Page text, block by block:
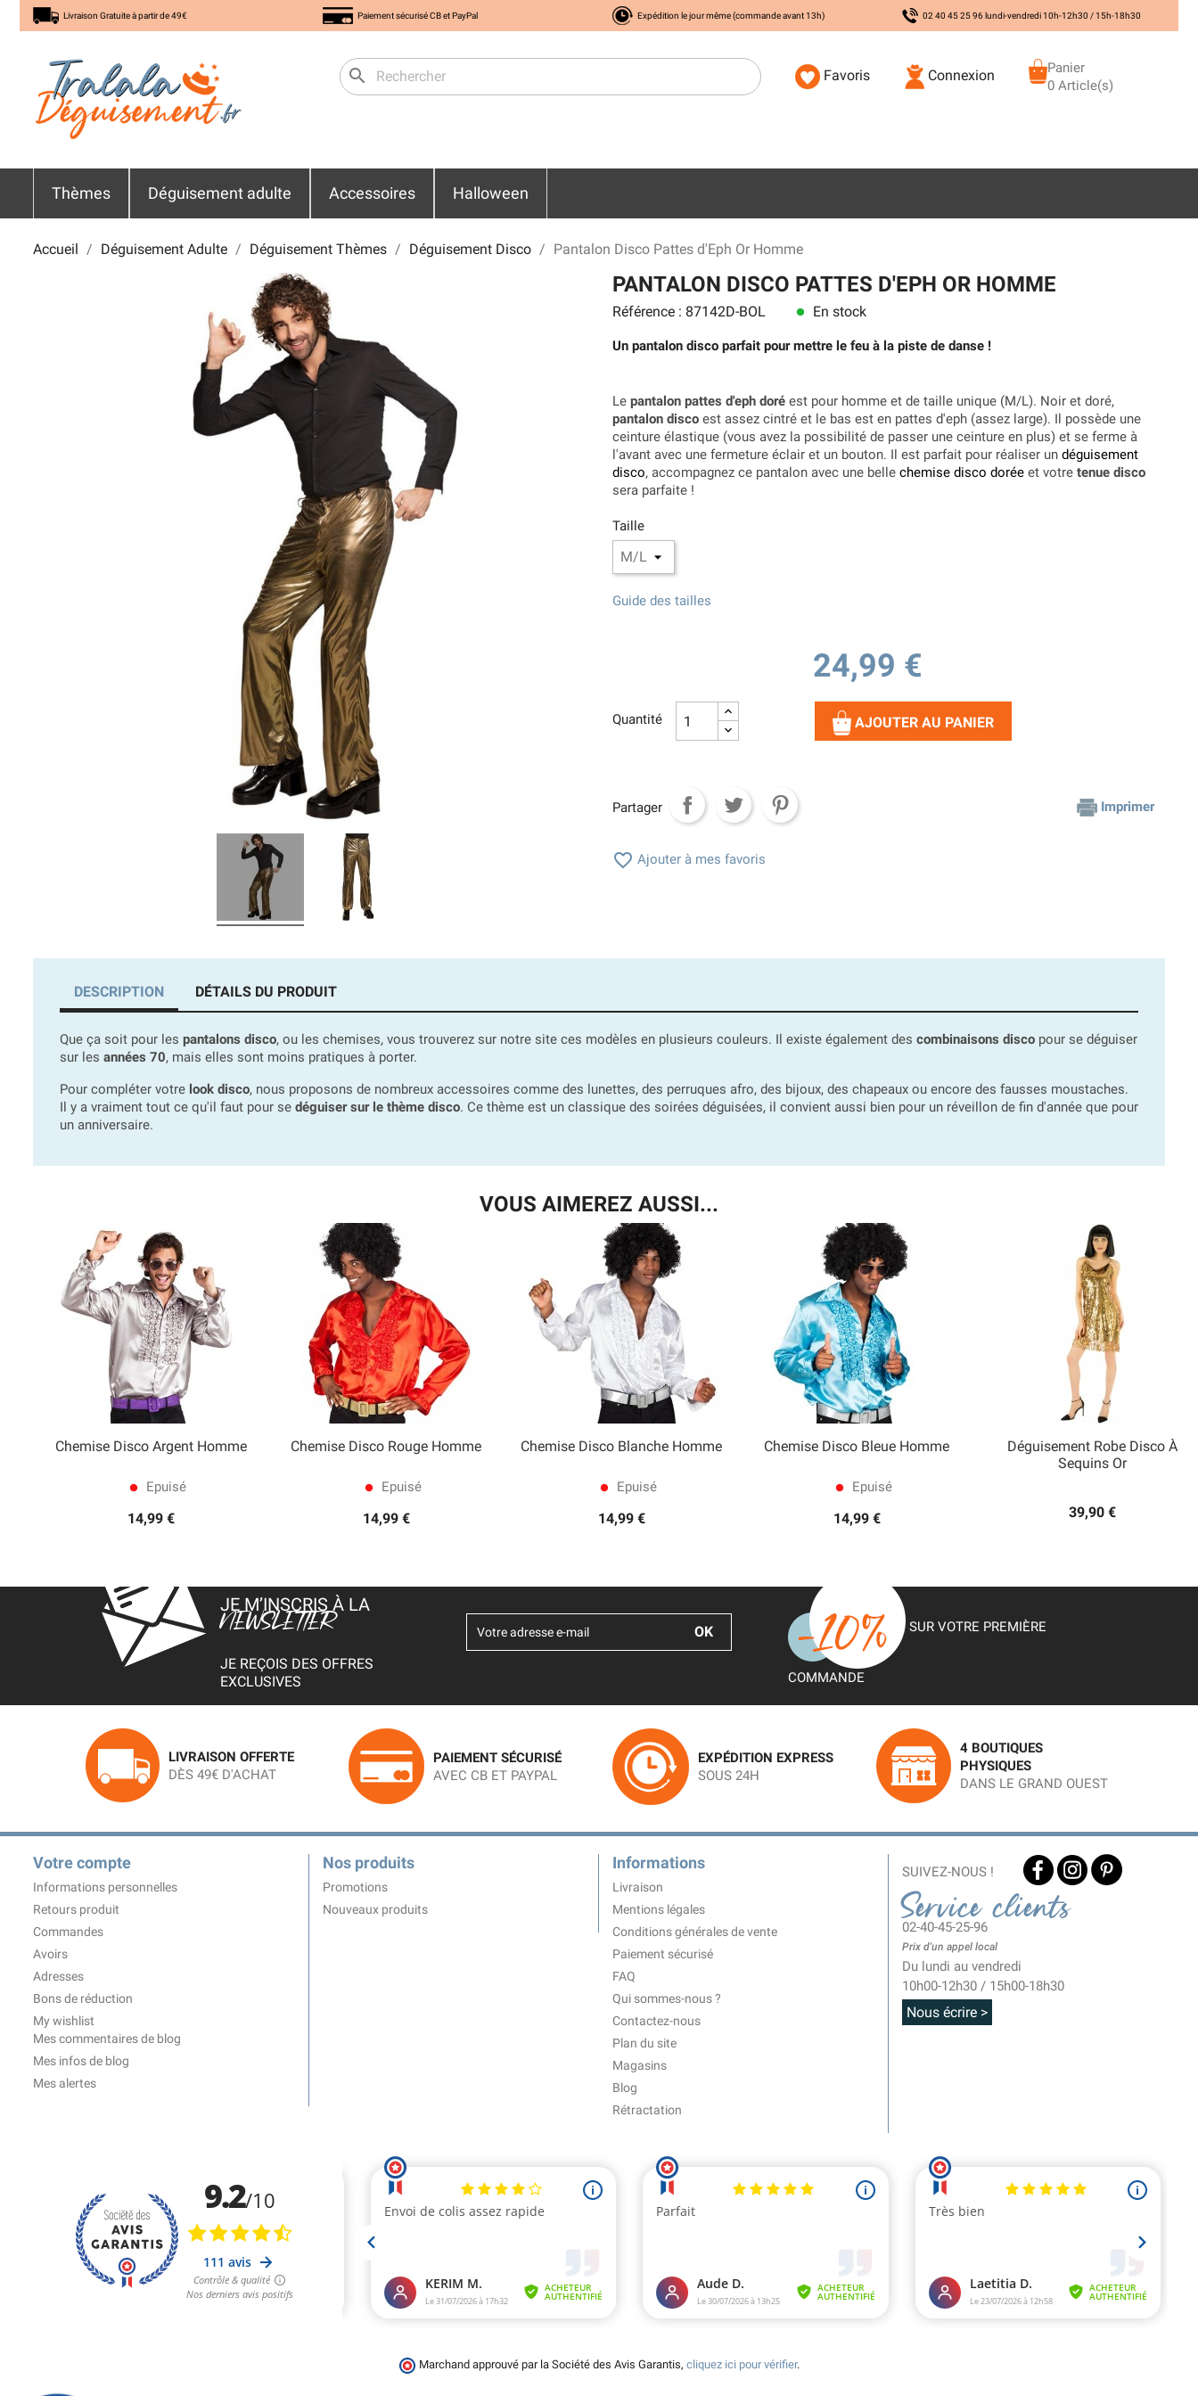
Livraison Gratuite à partir de 49€ Paiement sécurisé CB et PayPal Expédition le jour même (commande avant 13h) 02 40 45 25 96 lundi-vendredi 10h-12h30 / 15h-18h30
search Favoris Connexion
Panier
0 Article(s)
Thèmes Déguisement adulte Accessoires Halloween
Accueil Déguisement Adulte Déguisement Thèmes Déguisement Disco Pantalon Disco Pattes d'Eph Or Homme
PANTALON DISCO PATTES D'EPH OR HOMME
Référence : 87142D-BOL lens En stock
Un pantalon disco parfait pour mettre le feu à la piste de danse !
Le pantalon pattes d'eph doré est pour homme et de taille unique (M/L). Noir et doré,
pantalon disco est assez cintré et le bas est en pattes d'eph (assez large). Il possède une
ceinture élastique (vous avez la possibilité de passer une ceinture en plus) et se ferme à
l'avant avec une fermeture éclair et un bouton. Il est parfait pour réaliser un déguisement
disco, accompagnez ce pantalon avec une belle chemise disco dorée et votre tenue disco
sera parfaite !
Taille
Guide des tailles
24,99 €
Quantité AJOUTER AU PANIER
Partager Imprimer
 Ajouter à mes favoris
DESCRIPTION DÉTAILS DU PRODUIT
Que ça soit pour les pantalons disco, ou les chemises, vous trouverez sur notre site ces modèles en plusieurs couleurs. Il existe également des combinaisons disco pour se déguiser
sur les années 70, mais elles sont moins pratiques à porter.
Pour compléter votre look disco, nous proposons de nombreux accessoires comme des lunettes, des perruques afro, des bijoux, des chapeaux ou encore des fausses moustaches.
Il y a vraiment tout ce qu'il faut pour se déguiser sur le thème disco. Ce thème est un classique des soirées déguisées, il convient aussi bien pour un réveillon de fin d'année que pour
un anniversaire.
VOUS AIMEREZ AUSSI...
Chemise Disco Argent Homme
lens Epuisé
14,99 €
Chemise Disco Rouge Homme
lens Epuisé
14,99 €
Chemise Disco Blanche Homme
lens Epuisé
14,99 €
Chemise Disco Bleue Homme
lens Epuisé
14,99 €
Déguisement Robe Disco À
Sequins Or
39,90 €
Aperçu rapide
JE M’INSCRIS À LA
NEWSLETTER
JE REÇOIS DES OFFRES
EXCLUSIVES
SUR VOTRE PREMIÈRE
COMMANDE
LIVRAISON OFFERTE
DÈS 49€ D'ACHAT
PAIEMENT SÉCURISÉ
AVEC CB ET PAYPAL
EXPÉDITION EXPRESS
SOUS 24H
4 BOUTIQUES
PHYSIQUES
DANS LE GRAND OUEST
Votre compte
Informations personnelles
Retours produit
Commandes
Avoirs
Adresses
Bons de réduction
My wishlist
Mes commentaires de blog
Mes infos de blog
Mes alertes
Nos produits
Promotions
Nouveaux produits
Informations
Livraison
Mentions légales
Conditions générales de vente
Paiement sécurisé
FAQ
Qui sommes-nous ?
Contactez-nous
Plan du site
Magasins
Blog
Rétractation
SUIVEZ-NOUS !
Service clients
02-40-45-25-96
Prix d'un appel local
Du lundi au vendredi
10h00-12h30 / 15h00-18h30
Nous écrire >
Marchand approuvé par la Société des Avis Garantis, cliquez ici pour vérifier.